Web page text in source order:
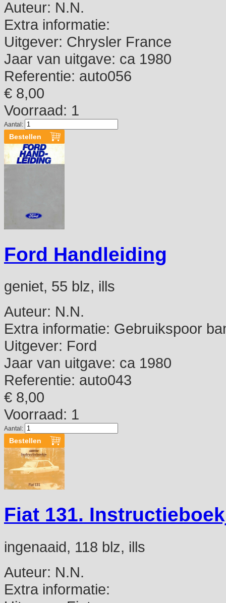
Auteur: N.N.
Extra informatie:
Uitgever: Chrysler France
Jaar van uitgave: ca 1980
Referentie: auto056
€ 8,00
Voorraad: 1
Aantal:
Ford Handleiding
geniet, 55 blz, ills
Auteur: N.N.
Extra informatie: Gebruikspoor
Uitgever: Ford
Jaar van uitgave: ca 1980
Referentie: auto043
€ 8,00
Voorraad: 1
Aantal:
Fiat 131.
ingenaaid, 118 blz, ills
Auteur: N.N.
Extra informatie: